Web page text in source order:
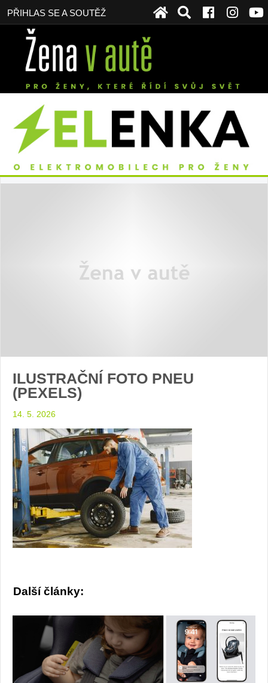
PŘIHLAS SE A SOUTĚŽ
ILUSTRAČNÍ FOTO PNEU
(PEXELS)
14. 5. 2026
Další články: